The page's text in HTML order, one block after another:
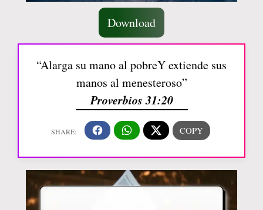
Download
“Alarga su mano al pobreY extiende sus
manos al menesteroso”
Proverbios 31:20